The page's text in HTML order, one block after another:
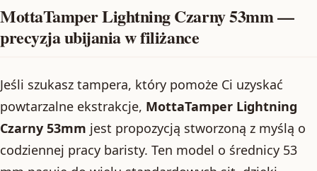
MottaTamper Lightning Czarny 53mm —
precyzja ubijania w filiżance
Jeśli szukasz tampera, który pomoże Ci uzyskać
powtarzalne ekstrakcje, MottaTamper Lightning
Czarny 53mm jest propozycją stworzoną z myślą o
codziennej pracy baristy. Ten model o średnicy 53